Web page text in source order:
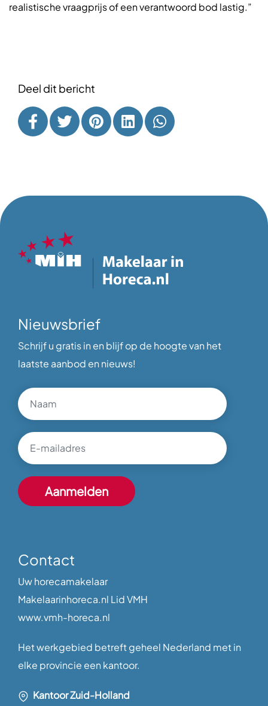
realistische vraagprijs of een verantwoord bod lastig.”
Deel dit bericht
Nieuwsbrief
Schrijf u gratis in en blijf op de hoogte van het
laatste aanbod en nieuws!
Contact
Uw horecamakelaar
Makelaarinhoreca.nl Lid VMH
www.vmh-horeca.nl
Het werkgebied betreft geheel Nederland met in
elke provincie een kantoor.
Kantoor Zuid-Holland